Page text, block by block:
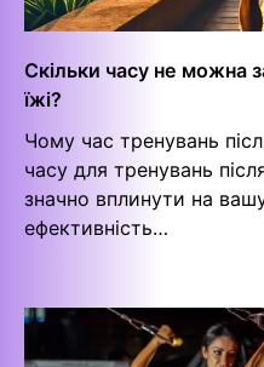
Скільки часу не можна
їжі?
Чому час тренувань
часу для тренувань
значно вплинути на
ефективність…